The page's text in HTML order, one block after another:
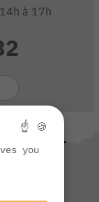
à 17h
☝ 🍪
you